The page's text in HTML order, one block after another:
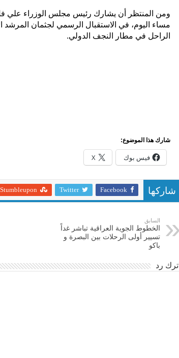
ومن المنتظر أن يشارك رئيس مجلس الوزراء علي
مساء اليوم، في الاستقبال الرسمي لجثمان المرشد
الراحل في مطار النجف الدولي.
شارك هذا الموضوع:
فيس بوك X
شاركها Facebook
Twitter
Stumbleupon
السابق
الخطوط الجوية العراقية تباشر غداً
تسيير أولى الرحلات بين البصرة و
باكو
اترك رد